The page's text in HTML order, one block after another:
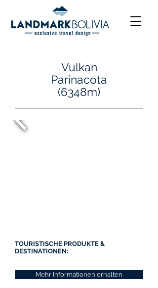
Vulkan
Parinacota
(6348m)
TOURISTISCHE PRODUKTE &
DESTINATIONEN:
Mehr Informationen erhalten